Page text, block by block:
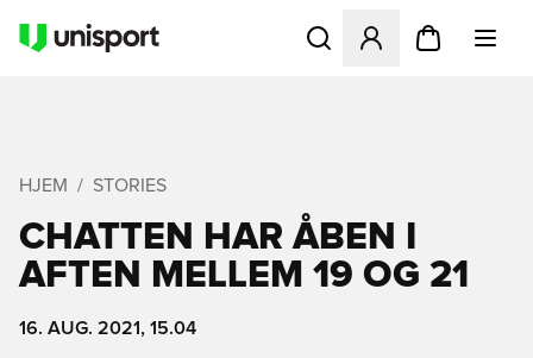
Åbner en Modal til at
HJEM STORIES
CHATTEN HAR ÅBEN I
AFTEN MELLEM 19 OG 21
16. AUG. 2021, 15.04